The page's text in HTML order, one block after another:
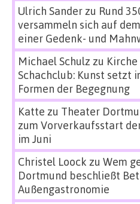
Ulrich Sanderzu Rund
versammeln sich auf
einer Gedenk- und
Michael Schulz zu
Schachclub: Kunst setzt
Formen der Begegnung
Katte zu Theater
zum Vorverkaufsstart
im Juni
Christel Loock zu Wem
Dortmund beschließt
Außengastronomie